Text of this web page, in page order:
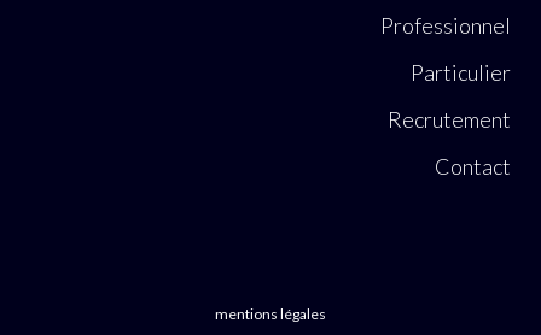
Professionnel
Particulier
Recrutement
Contact
mentions légales